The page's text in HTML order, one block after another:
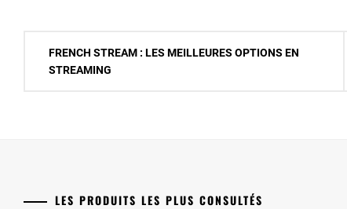
Navigation
FRENCH STREAM : LES MEILLEURES OPTIONS EN
STREAMING
LES PRODUITS LES PLUS CONSULTÉS